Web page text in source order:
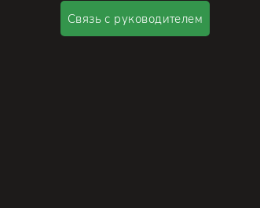
Связь с руководителем